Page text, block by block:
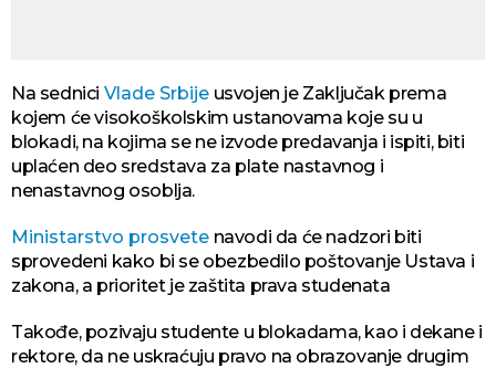
Na sednici Vlade Srbije usvojen je Zaključak prema
kojem će visokoškolskim ustanovama koje su u
blokadi, na kojima se ne izvode predavanja i ispiti, biti
uplaćen deo sredstava za plate nastavnog i
nenastavnog osoblja.
Ministarstvo prosvete navodi da će nadzori biti
sprovedeni kako bi se obezbedilo poštovanje Ustava i
zakona, a prioritet je zaštita prava studenata
Takođe, pozivaju studente u blokadama, kao i dekane i
rektore, da ne uskraćuju pravo na obrazovanje drugim